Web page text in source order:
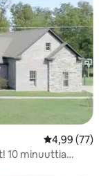
4,99 (77)
10 minuuttia